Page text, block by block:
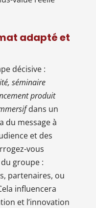
adapté et
décisive :
séminaire
produit
dans un
du message à
et des
vous
groupe :
partenaires, ou
influencera
et l’innovation